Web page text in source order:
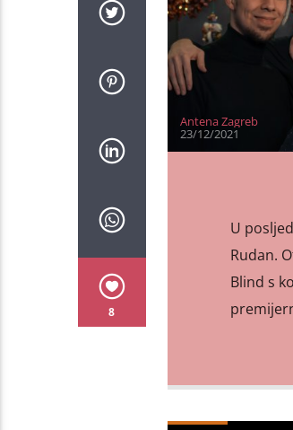
8
Antena Zagreb
23/12/2021
U
Rudan.
Blind s